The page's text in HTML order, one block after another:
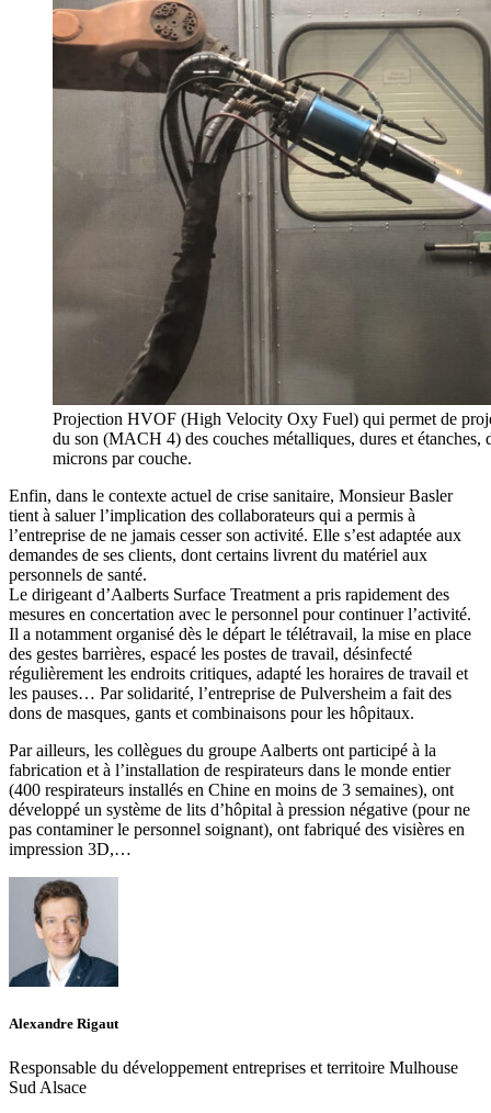
Projection HVOF (High Velocity Oxy Fuel) qui permet de
du son (MACH 4) des couches métalliques, dures et étanches,
microns par couche.
Enfin, dans le contexte actuel de crise sanitaire, Monsieur Basler
tient à saluer l’implication des collaborateurs qui a permis à
l’entreprise de ne jamais cesser son activité. Elle s’est adaptée aux
demandes de ses clients, dont certains livrent du matériel aux
personnels de santé.
Le dirigeant d’Aalberts Surface Treatment a pris rapidement des
mesures en concertation avec le personnel pour continuer l’activité.
Il a notamment organisé dès le départ le télétravail, la mise en place
des gestes barrières, espacé les postes de travail, désinfecté
régulièrement les endroits critiques, adapté les horaires de travail et
les pauses… Par solidarité, l’entreprise de Pulversheim a fait des
dons de masques, gants et combinaisons pour les hôpitaux.
Par ailleurs, les collègues du groupe Aalberts ont participé à la
fabrication et à l’installation de respirateurs dans le monde entier
(400 respirateurs installés en Chine en moins de 3 semaines), ont
développé un système de lits d’hôpital à pression négative (pour ne
pas contaminer le personnel soignant), ont fabriqué des visières en
impression 3D,…
Alexandre Rigaut
Responsable du développement entreprises et territoire Mulhouse
Sud Alsace